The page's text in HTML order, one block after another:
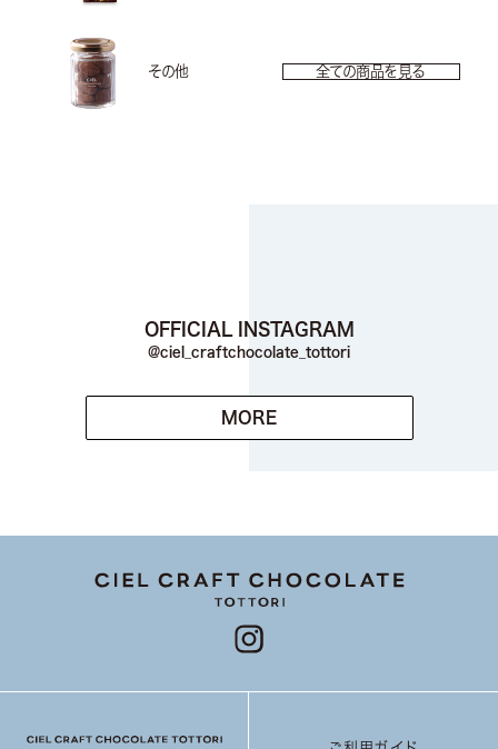
その他 全ての商品を見る
OFFICIAL INSTAGRAM
@ciel_craftchocolate_tottori
MORE